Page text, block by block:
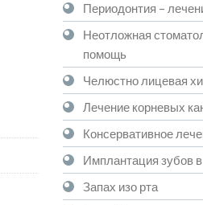
Периодонтия –
Неотложная
помощь
Челюстно лицевая
Лечение корневых
Консервативное
Имплантация зубов
Запах изо рта